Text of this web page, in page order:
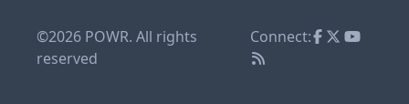
©2026 POWR. All rights
reserved
Connect: